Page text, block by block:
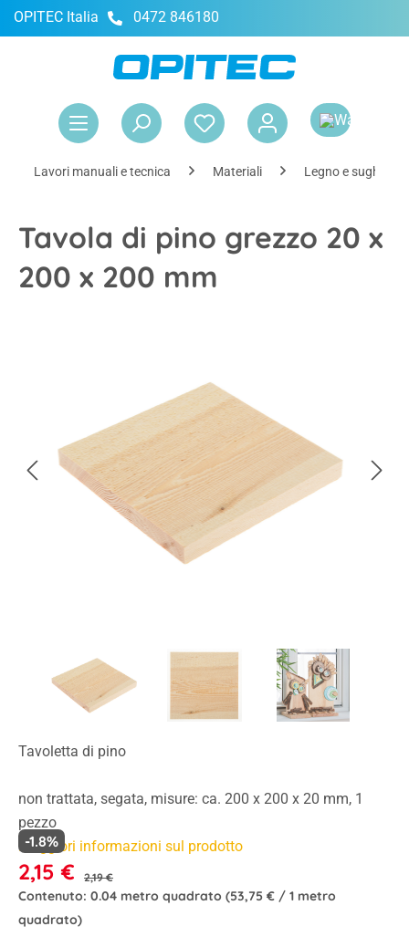
principale
OPITEC Italia 0472 846180
Lavori manuali e tecnica Materiali Legno e sughero
Tavola di pino grezzo 20 x
200 x 200 mm
Tavoletta di pino
non trattata, segata, misure: ca. 200 x 200 x 20 mm, 1
pezzo
Maggiori informazioni sul prodotto
2,15 € 2,19 €
-1.8%
Contenuto: 0.04 metro quadrato (53,75 € / 1 metro
quadrato)